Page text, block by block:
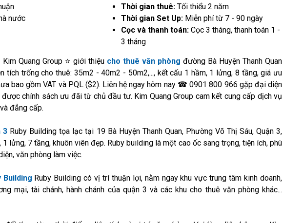
nước
Thời gian thuê: Tối thiểu 2 năm
Thời gian Set Up: Miễn phí từ 7 - 90 ngày
Cọc và thanh toán: Cọc 3 tháng, thanh toán 1 -
3 tháng
Quang Group ⭐ giới thiệu cho thuê văn phòng đường Bà Huyện Thanh Quan
tích trống cho thuê: 35m2 - 40m2 - 50m2,..., kết cấu 1 hầm, 1 lửng, 8 tầng, giá ưu
bao gồm VAT và PQL ($2). Liên hệ ngay hôm nay ☎ 0901 800 966 gặp đại diện
chính sách ưu đãi từ chủ đầu tư. Kim Quang Group cam kết cung cấp dịch vụ
đẳng cấp.
3 Ruby Building tọa lạc tại 19 Bà Huyện Thanh Quan, Phường Võ Thị Sáu, Quận 3,
1 lửng, 7 tầng, khuôn viên đẹp. Ruby building là một cao ốc sang trọng, tiện ích, phù
văn phòng làm việc.
Building Ruby Building có vị trí thuận lợi, nằm ngay khu vực trung tâm kinh doanh,
mại, tài chánh, hành chánh của quận 3 và các khu cho thuê văn phòng khác...